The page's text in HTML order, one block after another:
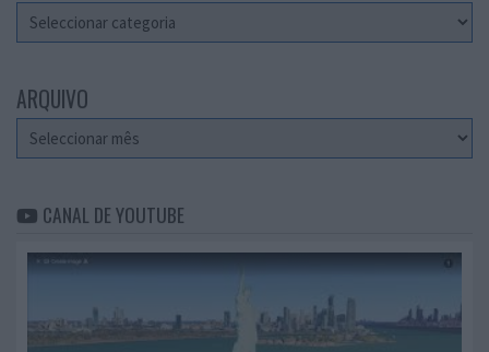
Categorias
ARQUIVO
Arquivo
CANAL DE YOUTUBE